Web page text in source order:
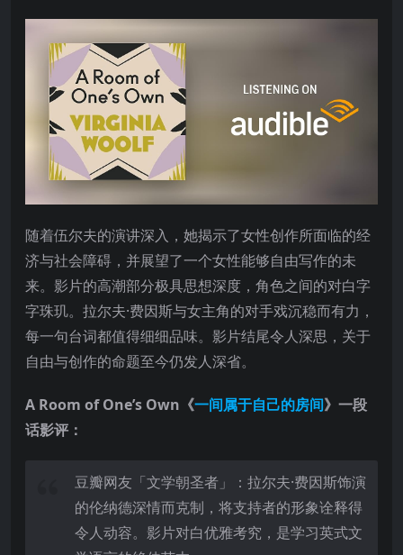
随着伍尔夫的演讲深入，她揭示了女性创作所面临的经
济与社会障碍，并展望了一个女性能够自由写作的未
来。影片的高潮部分极具思想深度，角色之间的对白字
字珠玑。拉尔夫·费因斯与女主角的对手戏沉稳而有力，
每一句台词都值得细细品味。影片结尾令人深思，关于
自由与创作的命题至今仍发人深省。
A Room of One’s Own《一间属于自己的房间》一段
话影评：
豆瓣网友「文学朝圣者」：拉尔夫·费因斯饰演
的伦纳德深情而克制，将支持者的形象诠释得
令人动容。影片对白优雅考究，是学习英式文